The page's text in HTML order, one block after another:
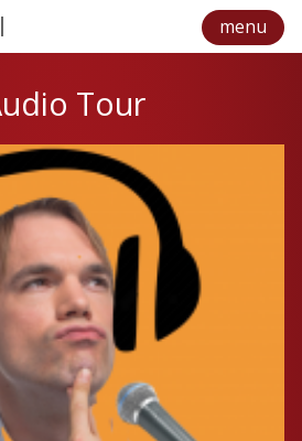
menu
Tour